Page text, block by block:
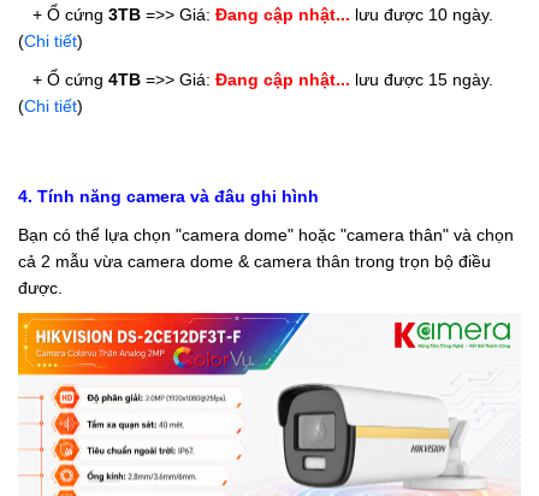
   + Ổ cứng
3TB =>> Giá: Đang cập nhật...
(Chi tiết)
   + Ổ cứng
4TB =>> Giá: Đang cập nhật...
(Chi tiết)
4. Tính năng camera và đâu ghi hình
Bạn có thể lựa chọn "camera dome" hoặc "camera thân" và chọn
cả 2 mẫu vừa camera dome & camera thân trong trọn bộ điều
được.